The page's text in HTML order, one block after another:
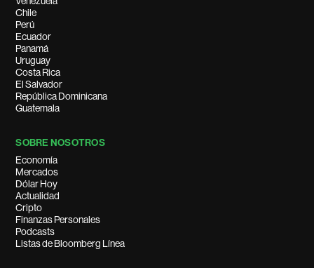
Chile
Perú
Ecuador
Panamá
Uruguay
Costa Rica
El Salvador
República Dominicana
Guatemala
SOBRE NOSOTROS
Economía
Mercados
Dólar Hoy
Actualidad
Cripto
Finanzas Personales
Podcasts
Listas de Bloomberg Línea